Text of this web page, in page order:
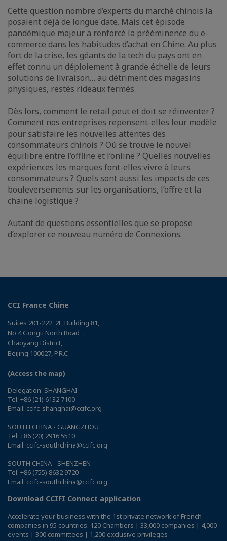
Cette question nombre d’experts du marché chinois la
posaient déjà de longue date. Mais cet épisode
pandémique majeur a renforcé la prééminence du e-
commerce dans les habitudes d’achat en Chine. Au plus
fort de la crise, les géants de la tech du pays ont en
effet connu un déploiement à grande échelle de leurs
solutions de livraison… au détriment des magasins
physiques, restés rideaux fermés.
Dès lors, comment le retail peut et doit se réinventer ?
Comment nos entreprises repensent-elles leur modèle
pour satisfaire les nouvelles attentes des
consommateurs chinois ? Où se trouve le nouvel
équilibre entre l’offline et l’online ? Quelles nouvelles
expériences les marques font-elles vivre à leurs
consommateurs ? Quels sont aussi les impacts de ces
bouleversements sur les organisations, l’offre et la
chaine logistique ?
Autant de questions essentielles que se propose
d’explorer ce nouveau numéro de Connexions.
CCI France Chine
Suites 201-222, 2F, Building 81,
No 4 Gongti North Road，
Chaoyang District,
Beijing 100027, P.R.C
(Access the map)
Delegation: SHANGHAI
Tel: +86 (21) 6132 7100
Email: ccifc-shanghai@ccifc.org
SOUTH CHINA - GUANGZHOU
Tel: +86 (20) 2916 5510
Email: ccifc-southchina@ccifc.org
SOUTH CHINA - SHENZHEN
Tel: +86 (755) 8632 9720
Email: ccifc-southchina@ccifc.org
Download CCIFI Connect application
Accelerate your business with the 1st private network of French
companies in 95 countries: 120 Chambers | 33,000 companies | 4,000
events | 300 committees | 1,200 exclusive privileges